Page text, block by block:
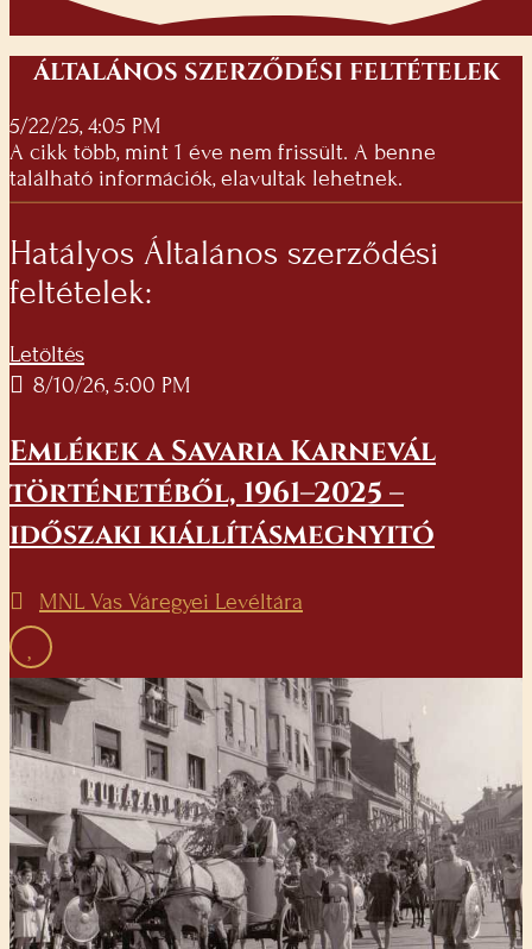
ÁLTALÁNOS SZERZŐDÉSI FELTÉTELEK
5/22/25, 4:05 PM
A cikk több, mint 1 éve nem frissült. A benne
található információk, elavultak lehetnek.
Hatályos Általános szerződési
feltételek:
Letöltés
8/10/26, 5:00 PM
Emlékek a Savaria Karnevál
történetéből, 1961–2025 –
időszaki kiállításmegnyitó
MNL Vas Váregyei Levéltára